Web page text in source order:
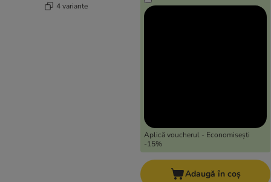
4 variante
Aplică voucherul - Economisești
-15%
Adaugă în coș